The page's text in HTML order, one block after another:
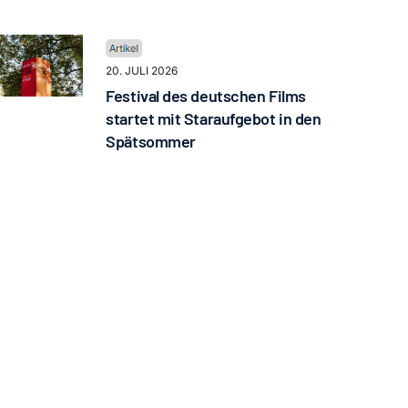
20. JULI 2026
Festival des deutschen Films
startet mit Staraufgebot in den
Spätsommer